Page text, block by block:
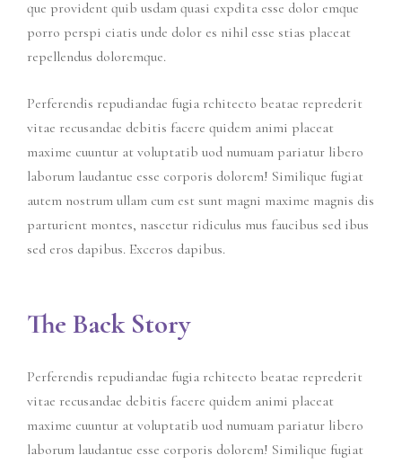
que provident quib usdam quasi expdita esse dolor emque
porro perspi ciatis unde dolor es nihil esse stias placeat
repellendus doloremque.
Perferendis repudiandae fugia rchitecto beatae reprederit
vitae recusandae debitis facere quidem animi placeat
maxime cuuntur at voluptatib uod numuam pariatur libero
laborum laudantue esse corporis dolorem! Similique fugiat
autem nostrum ullam cum est sunt magni maxime magnis dis
parturient montes, nascetur ridiculus mus faucibus sed ibus
sed eros dapibus. Exceros dapibus.
The Back Story
Perferendis repudiandae fugia rchitecto beatae reprederit
vitae recusandae debitis facere quidem animi placeat
maxime cuuntur at voluptatib uod numuam pariatur libero
laborum laudantue esse corporis dolorem! Similique fugiat